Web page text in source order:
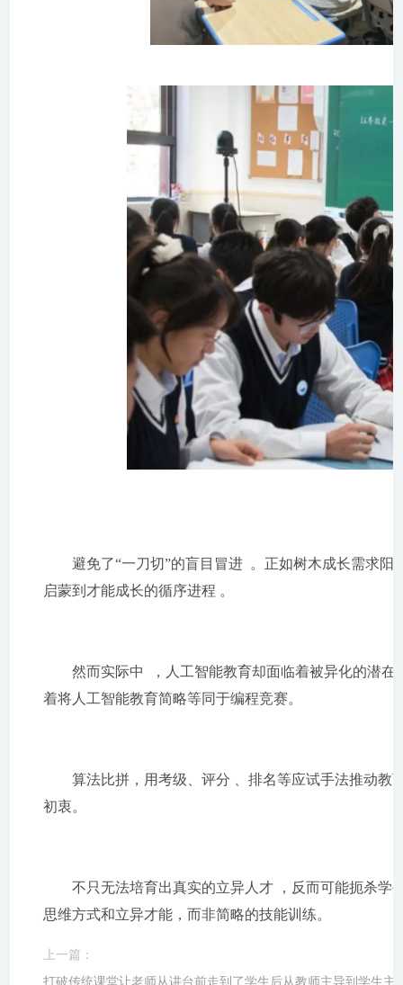
避免了“一刀切”的盲目冒进  。正如树木成长需求阳
启蒙到才能成长的循序进程 。
然而实际中  ，人工智能教育却面临着被异化的潜在危险
着将人工智能教育简略等同于编程竞赛。
算法比拼，用考级、评分 、排名等应试手法推
初衷。
不只无法培育出真实的立异人才 ，反而可能扼杀学生
思维方式和立异才能，而非简略的技能训练。
上一篇：
打破传统课堂让老师从讲台前走到了学生后从教师主导到学生主